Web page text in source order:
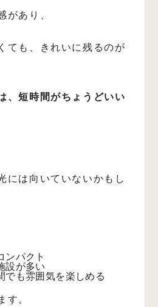
があり、
ても、きれいに残るのが
、短時間がちょうどいい
には向いていないかもし
ンパクト
設が多い
でも雰囲気を楽しめる
す。